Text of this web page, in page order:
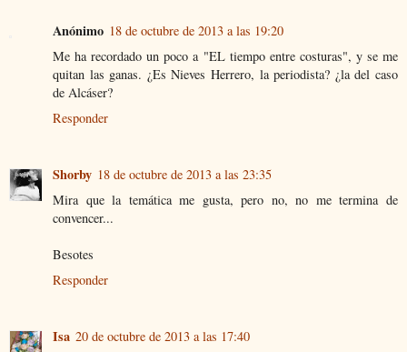
Anónimo 18 de octubre de 2013 a las 19:20
Me ha recordado un poco a "EL tiempo entre costuras", y se me
quitan las ganas. ¿Es Nieves Herrero, la periodista? ¿la del caso
de Alcáser?
Responder
Shorby 18 de octubre de 2013 a las 23:35
Mira que la temática me gusta, pero no, no me termina de
convencer...
Besotes
Responder
Isa 20 de octubre de 2013 a las 17:40